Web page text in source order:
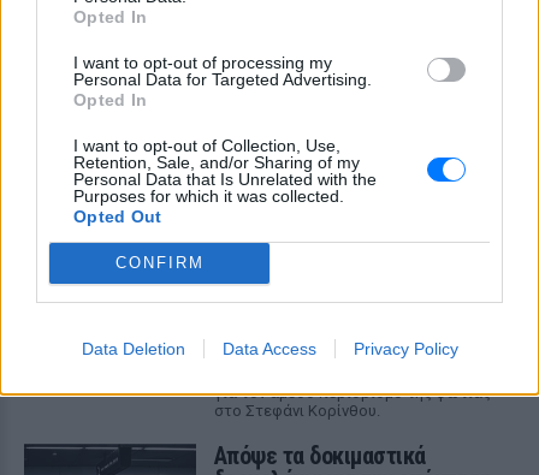
Opted In
I want to opt-out of processing my
Personal Data for Targeted Advertising.
Opted In
I want to opt-out of Collection, Use,
Retention, Sale, and/or Sharing of my
Personal Data that Is Unrelated with the
Purposes for which it was collected.
Opted Out
CONFIRM
Data Deletion Data Access Privacy Policy
σώμα στα νέα αποχαρακτηρισμένα έγγραφα
Η κυβέρνηση Τραμπ δημοσίευσε την 5η παρτίδα
αποχαρακτηρισμένων αρχείων με αναφορές στρατιωτικών
πιλότων, μαρτύρων και αναλύσεων του FBI για ανεξήγητα
ΧΤΕΣ
Φωτιά στην Κόρινθο:
Εναέρια μέσα και μήνυμα
εκκένωσης από το 112
ΧΤΕΣ
Ισχυρές επίγειες δυνάμεις της
Πυροσβεστικής ενισχυμένες με
για τον άμεσο περιορισμό της φωτιάς
στο Στεφάνι Κορίνθου.
Απόψε τα δοκιμαστικά